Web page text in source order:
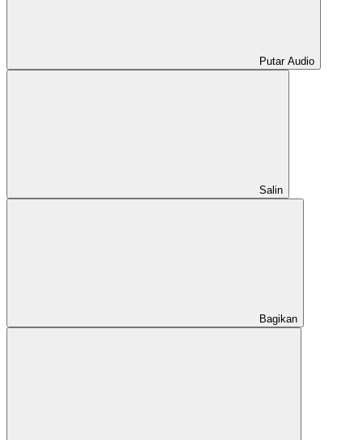
Putar Audio
Salin
Bagikan